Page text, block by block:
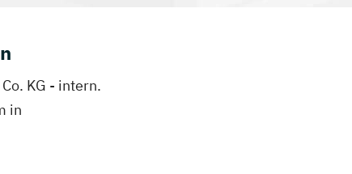
KG - intern.
in